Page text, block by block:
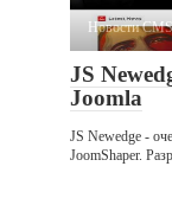
Новости
JS
Joomla
JS Newedge -
JoomShaper.